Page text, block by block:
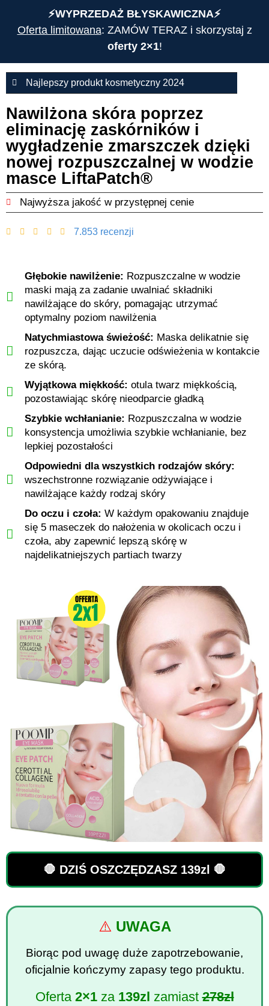
⚡️WYPRZEDAŻ BŁYSKAWICZNA⚡️
Oferta limitowana: ZAMÓW TERAZ i skorzystaj z
oferty 2×1!
Najlepszy produkt kosmetyczny 2024
Nawilżona skóra poprzez
eliminację zaskórników i
wygładzenie zmarszczek dzięki
nowej rozpuszczalnej w wodzie
masce LiftaPatch®
Najwyższa jakość w przystępnej cenie
7.853 recenzji
Głębokie nawilżenie: Rozpuszczalne w wodzie
maski mają za zadanie uwalniać składniki
nawilżające do skóry, pomagając utrzymać
optymalny poziom nawilżenia
Natychmiastowa świeżość: Maska delikatnie się
rozpuszcza, dając uczucie odświeżenia w kontakcie
ze skórą.
Wyjątkowa miękkość: otula twarz miękkością,
pozostawiając skórę nieodparcie gładką
Szybkie wchłanianie: Rozpuszczalna w wodzie
konsystencja umożliwia szybkie wchłanianie, bez
lepkiej pozostałości
Odpowiedni dla wszystkich rodzajów skóry:
wszechstronne rozwiązanie odżywiające i
nawilżające każdy rodzaj skóry
Do oczu i czoła: W każdym opakowaniu znajduje
się 5 maseczek do nałożenia w okolicach oczu i
czoła, aby zapewnić lepszą skórę w
najdelikatniejszych partiach twarzy
🛑 DZIŚ OSZCZĘDZASZ 139zl 🛑
⚠️ UWAGA
Biorąc pod uwagę duże zapotrzebowanie,
oficjalnie kończymy zapasy tego produktu.
Oferta 2×1 za 139zl zamiast278zl